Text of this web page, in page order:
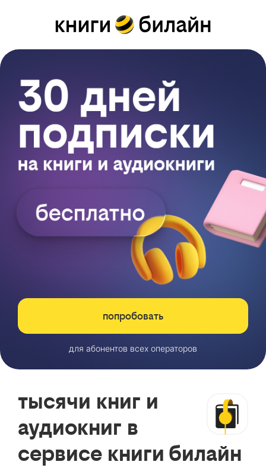
попробовать
для абонентов всех операторов
тысячи книг и
аудиокниг в
сервисе книги билайн